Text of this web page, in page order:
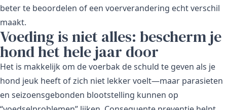
beter te beoordelen of een voerverandering echt verschil
maakt.
Voeding is niet alles: bescherm je
hond het hele jaar door
Het is makkelijk om de voerbak de schuld te geven als je
hond jeuk heeft of zich niet lekker voelt—maar parasieten
en seizoensgebonden blootstelling kunnen op